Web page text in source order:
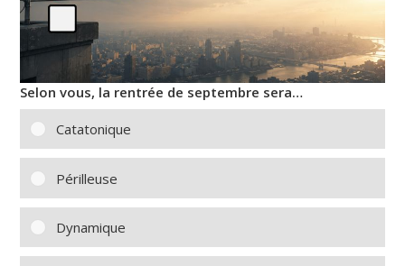
Selon vous, la rentrée de septembre sera…
Catatonique
Périlleuse
Dynamique